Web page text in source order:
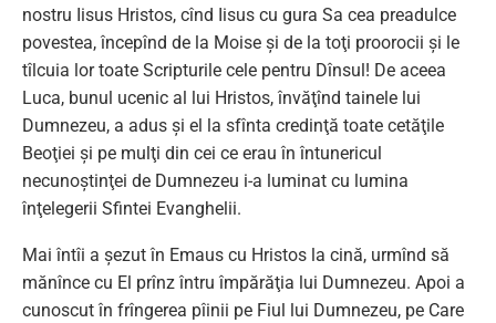
nostru Iisus Hristos, cînd Iisus cu gura Sa cea preadulce
povestea, începînd de la Moise şi de la toţi proorocii şi le
tîlcuia lor toate Scripturile cele pentru Dînsul! De aceea
Luca, bunul ucenic al lui Hristos, învăţînd tainele lui
Dumnezeu, a adus şi el la sfînta credinţă toate cetăţile
Beoţiei şi pe mulţi din cei ce erau în întunericul
necunoştinţei de Dumnezeu i-a luminat cu lumina
înţelegerii Sfintei Evanghelii.
Mai întîi a şezut în Emaus cu Hristos la cină, urmînd să
mănînce cu El prînz întru împărăţia lui Dumnezeu. Apoi a
cunoscut în frîngerea pîinii pe Fiul lui Dumnezeu, pe Care